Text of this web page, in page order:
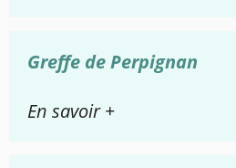
Greffe de Perpignan
En savoir +